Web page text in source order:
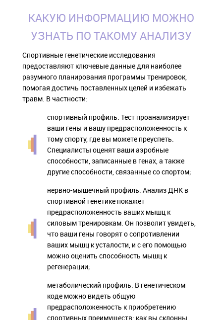
КАКУЮ ИНФОРМАЦИЮ МОЖНО
УЗНАТЬ ПО ТАКОМУ АНАЛИЗУ
Спортивные генетические исследования
предоставляют ключевые данные для наиболее
разумного планирования программы тренировок,
помогая достичь поставленных целей и избежать
травм. В частности:
спортивный профиль. Тест проанализирует
ваши гены и вашу предрасположенность к
тому спорту, где вы можете преуспеть.
Специалисты оценят ваши аэробные
способности, записанные в генах, а также
другие способности, связанные со спортом;
нервно-мышечный профиль. Анализ ДНК в
спортивной генетике покажет
предрасположенность ваших мышц к
силовым тренировкам. Он позволит увидеть,
что ваши гены говорят о сопротивлении
ваших мышц к усталости, и с его помощью
можно оценить способность мышц к
регенерации;
метаболический профиль. В генетическом
коде можно видеть общую
предрасположенность к приобретению
спортивных преимуществ: как вы склонны